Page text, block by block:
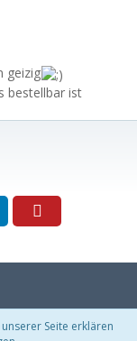
geizig
bestellbar ist
Seite erklären